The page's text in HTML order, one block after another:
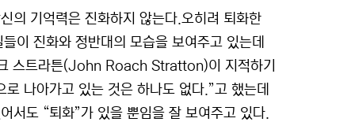
의 기억력은 진화하지 않는다.오히려 퇴화한
이 진화와 정반대의 모습을 보여주고 있는데
스트라튼(John Roach Stratton)이 지적하기
나아가고 있는 것은 하나도 없다.”고 했는데
서도 “퇴화”가 있을 뿐임을 잘 보여주고 있다.